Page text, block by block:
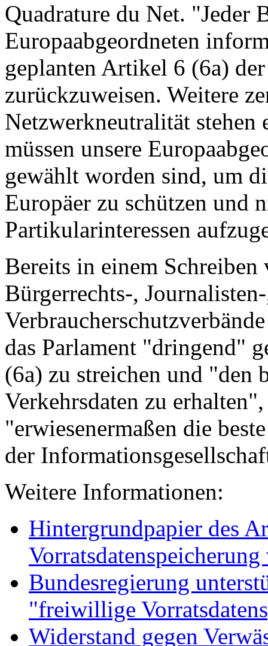
Quadrature du Net. "Jeder
Europaabgeordneten
geplanten Artikel 6 (6a)
zurückzuweisen. Weitere
Netzwerkneutralität stehen
müssen unsere
gewählt worden sind, um
Europäer zu schützen und
Partikularinteressen
Bereits in einem Schreiben
Bürgerrechts-,
das Parlament "dringend"
(6a) zu streichen und "den
Verkehrsdaten zu
"erwiesenermaßen die
der
Weitere Informationen:
Hintergrundpapier des
Bundesregierung
"freiwillige
Widerstand gegen